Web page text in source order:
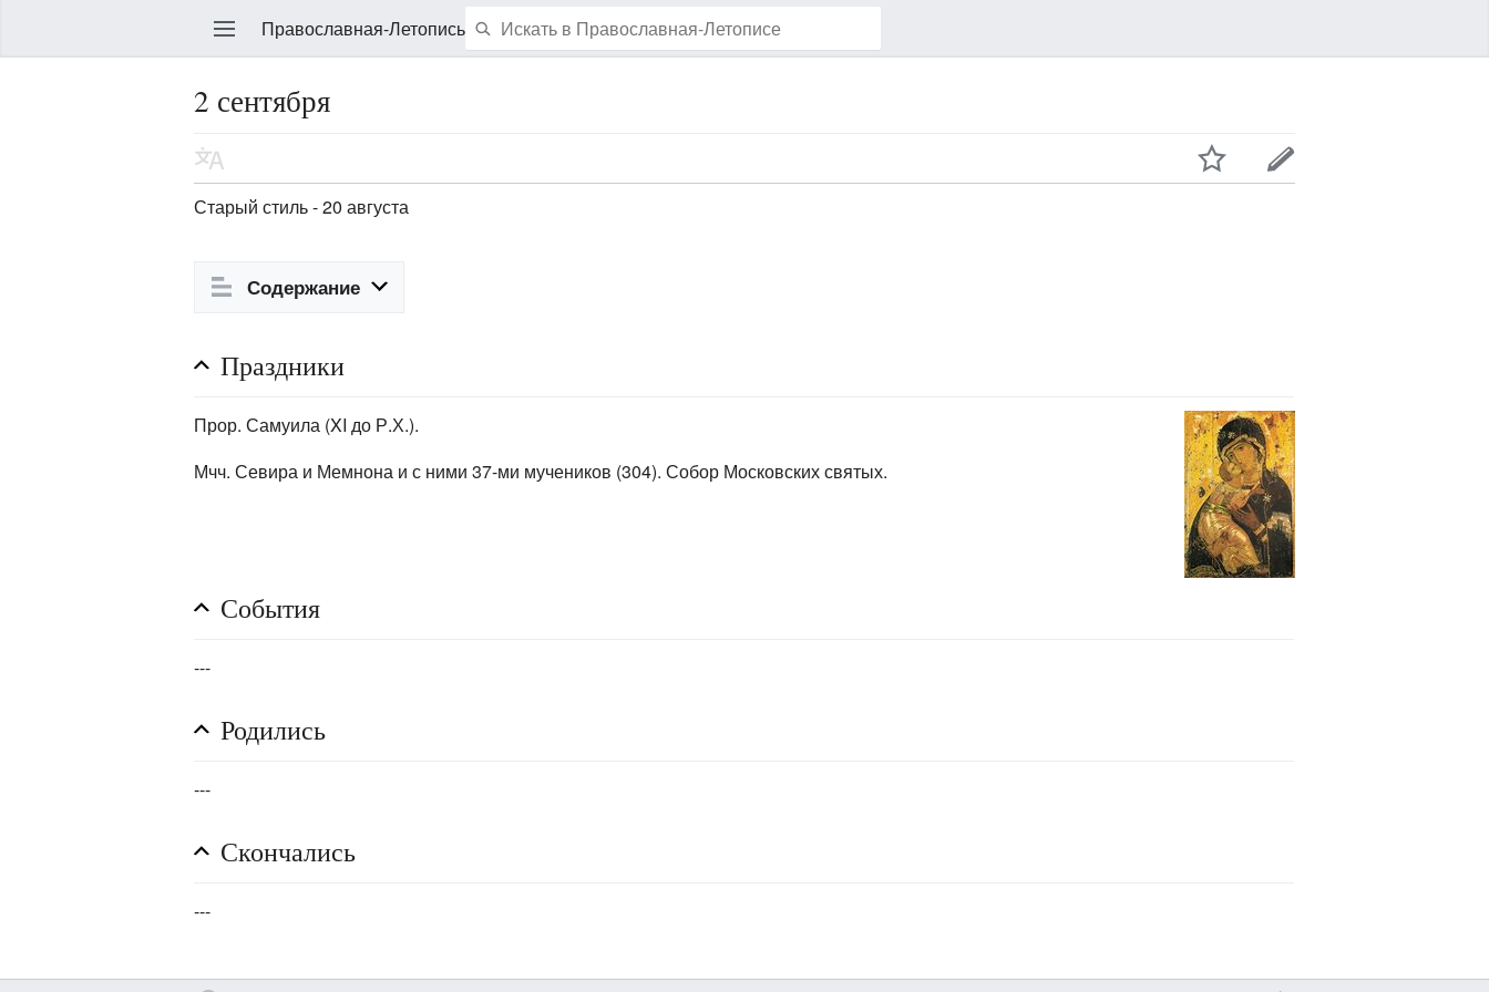
Православная-Летопись
Править
2 сентября
Старый стиль - 20 августа
Содержание
Праздники
Прор. Самуила (XI до Р.Х.).
Мчч. Севира и Мемнона и с ними 37-ми мучеников (304). Собор Московских святых.
События
---
Родились
---
Скончались
---